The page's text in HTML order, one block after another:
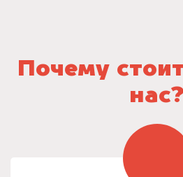
Почему
нас?